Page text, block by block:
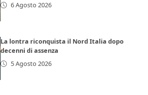
6 Agosto 2026
La lontra riconquista il Nord Italia dopo
decenni di assenza
5 Agosto 2026